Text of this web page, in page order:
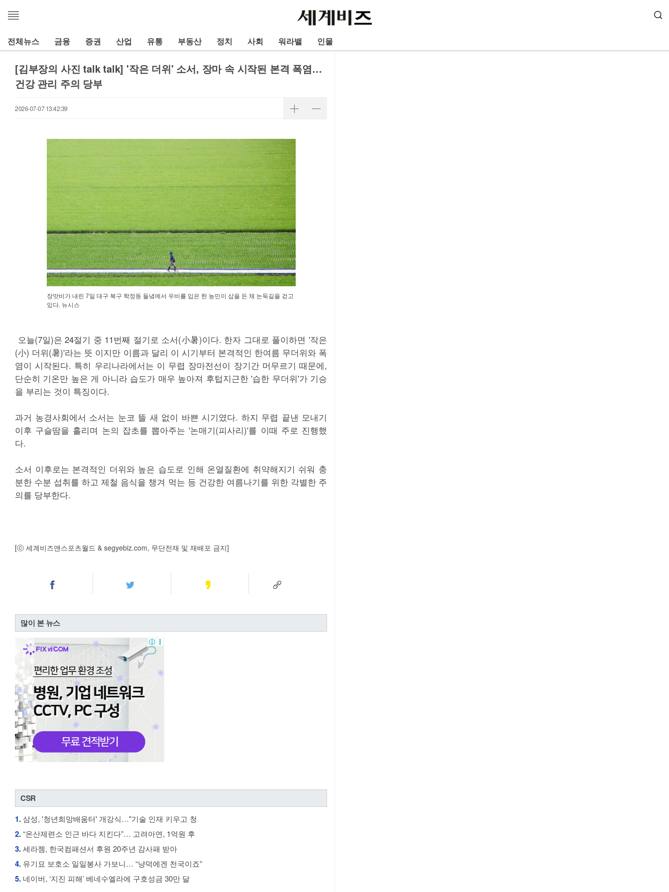
메
열
기
전체뉴스 금융 증권 산업 유통 부동산 정치 사회 워라밸 인물
[김부장의 사진 talk talk] '작은 더위' 소서, 장마 속 시작된 본격 폭염…
건강 관리 주의 당부
2026-07-07 13:42:39
장맛비가 내린 7일 대구 북구 학정동 들녘에서 우비를 입은 한 농민이 삽을 든 채 논둑길을 걷고
있다. 뉴시스
오늘(7일)은 24절기 중 11번째 절기로 소서(小暑)이다. 한자 그대로 풀이하면 '작은
(小) 더위(暑)'라는 뜻 이지만 이름과 달리 이 시기부터 본격적인 한여름 무더위와 폭
염이 시작된다. 특히 우리나라에서는 이 무렵 장마전선이 장기간 머무르기 때문에,
단순히 기온만 높은 게 아니라 습도가 매우 높아져 후텁지근한 '습한 무더위'가 기승
을 부리는 것이 특징이다.
과거 농경사회에서 소서는 눈코 뜰 새 없이 바쁜 시기였다. 하지 무렵 끝낸 모내기
이후 구슬땀을 흘리며 논의 잡초를 뽑아주는 '논매기(피사리)'를 이때 주로 진행했
다.
소서 이후로는 본격적인 더위와 높은 습도로 인해 온열질환에 취약해지기 쉬워 충
분한 수분 섭취를 하고 제철 음식을 챙겨 먹는 등 건강한 여름나기를 위한 각별한 주
의를 당부한다.
[ⓒ 세계비즈앤스포츠월드 & segyebiz.com, 무단전재 및 재배포 금지]
많이 본 뉴스
CSR
1.삼성, '청년희망배움터' 개강식…"기술 인재 키우고 청
2.“온산제련소 인근 바다 지킨다”… 고려아연, 1억원 후
3.세라젬, 한국컴패션서 후원 20주년 감사패 받아
4. 유기묘 보호소 일일봉사 가보니… “냥덕에겐 천국이죠”
5. 네이버, ‘지진 피해’ 베네수엘라에 구호성금 30만 달